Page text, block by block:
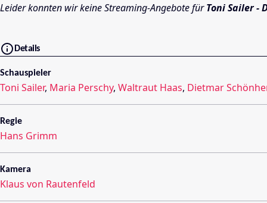
Leider konnten wir keine Streaming-Angebote fürToni Sailer -
Details
Schauspieler
Toni Sailer, Maria Perschy, Waltraut Haas, Dietmar
Regie
Hans Grimm
Kamera
Klaus von Rautenfeld